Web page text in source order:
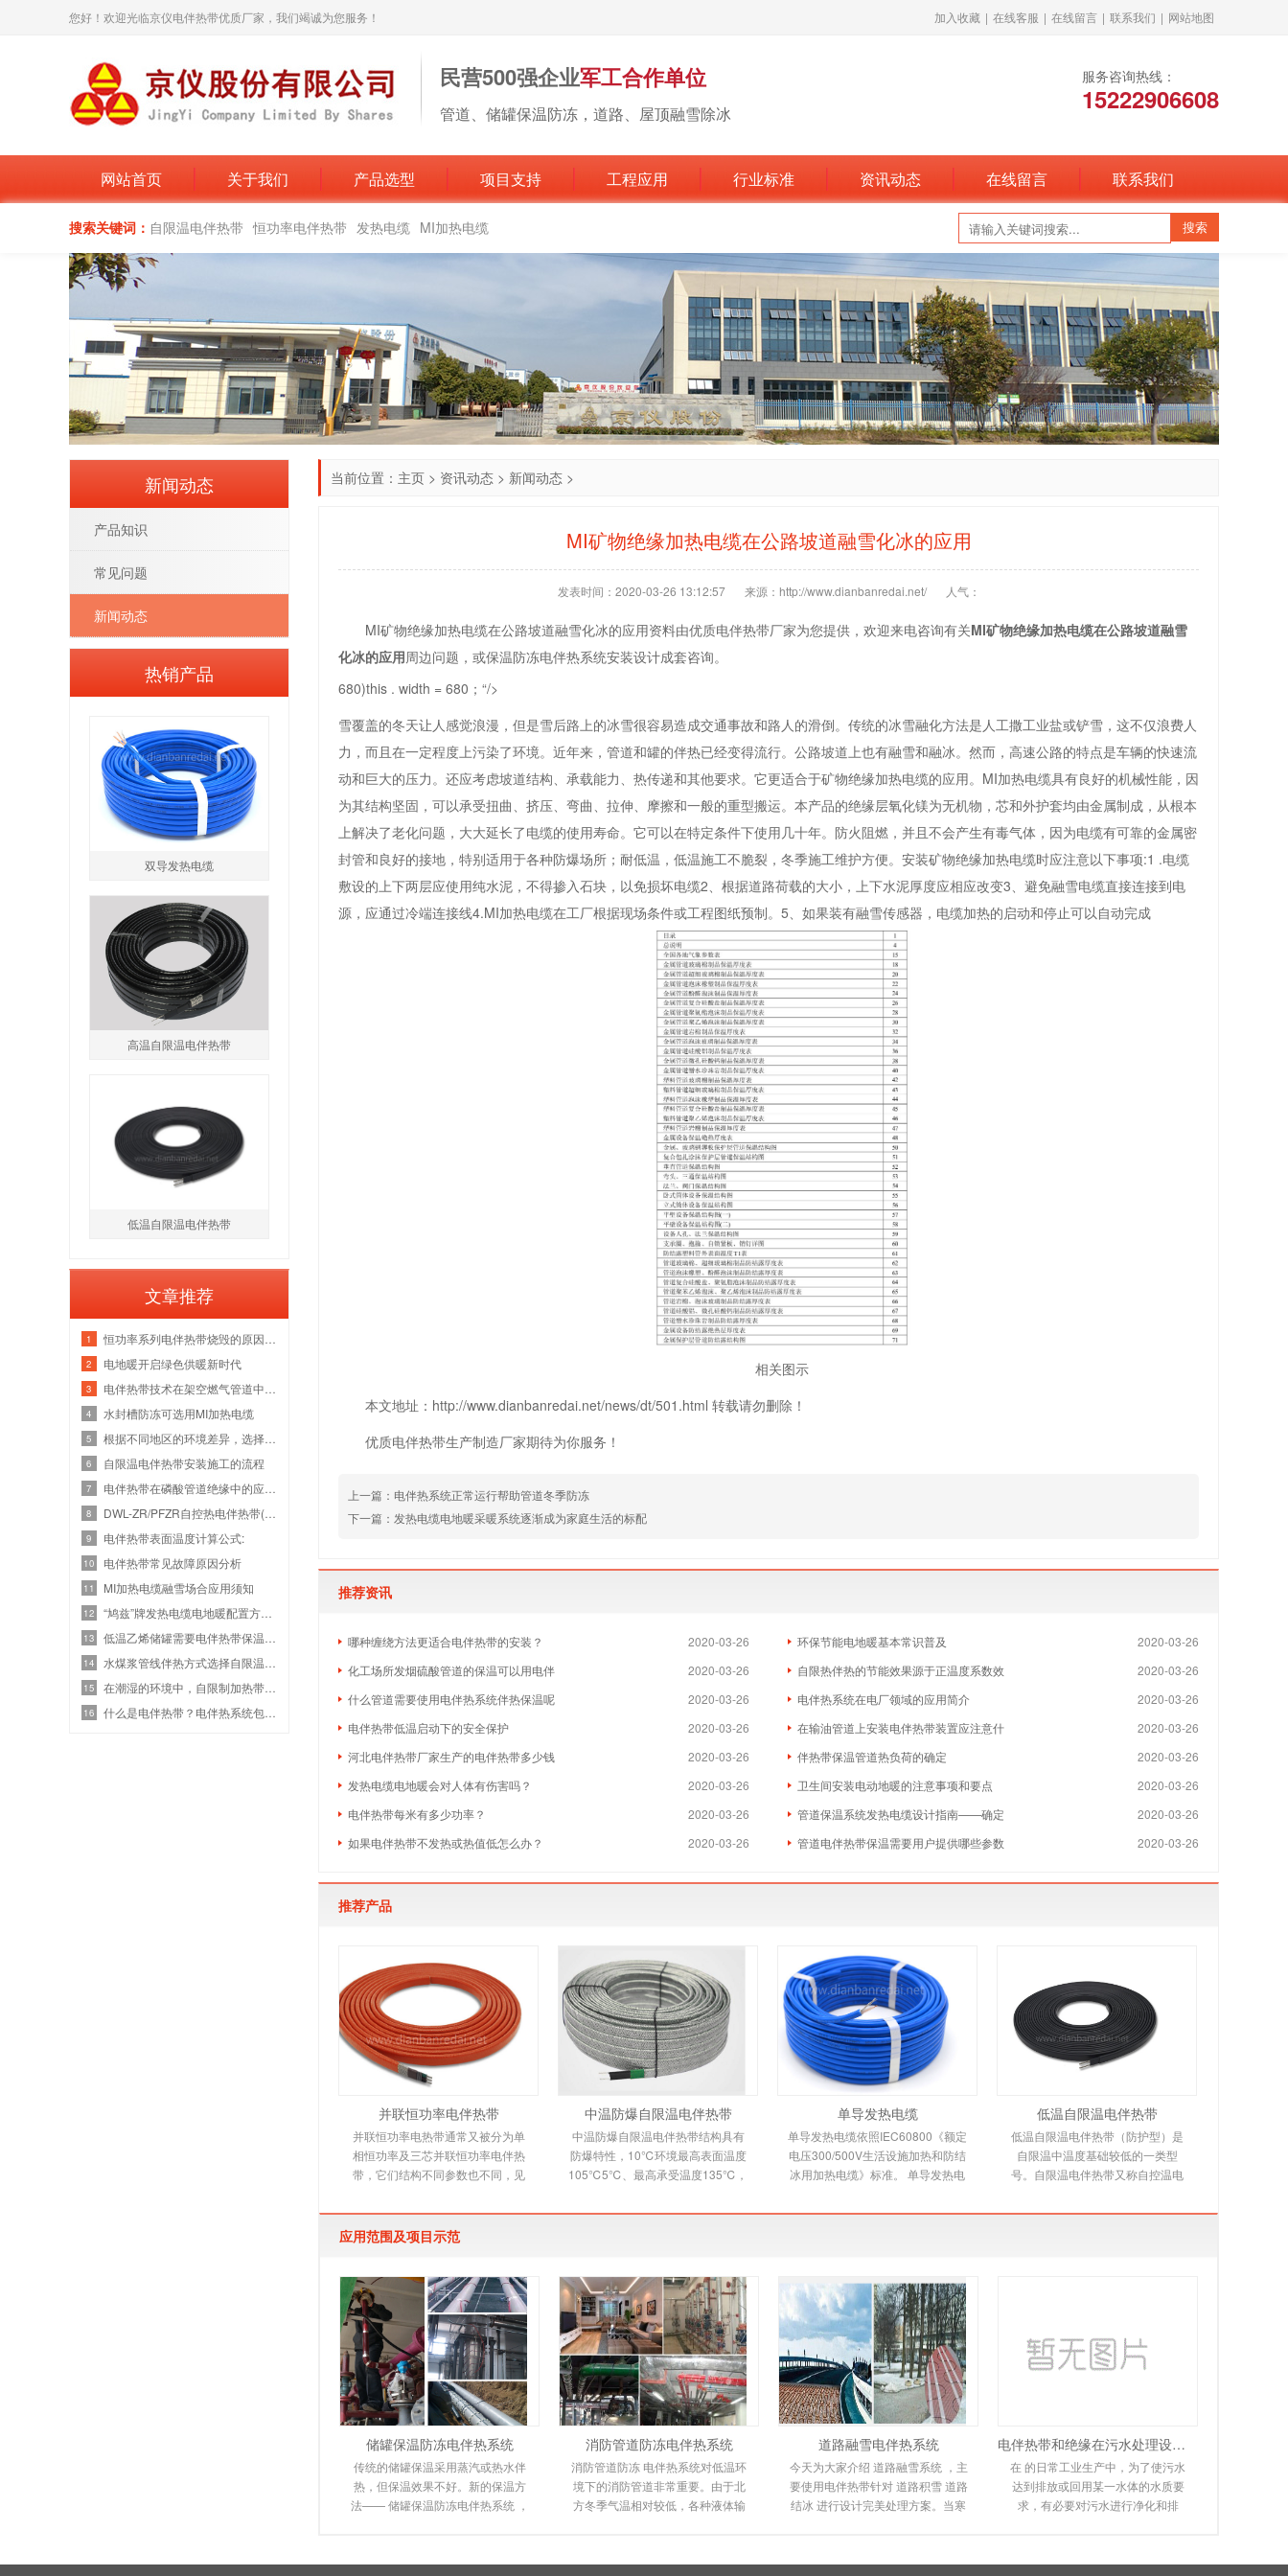
您好！欢迎光临京仪电伴热带优质厂家，我们竭诚为您服务！ 加入收藏 | 在线客服 | 在线留言 | 联系我们 | 网站地图
民营500强企业军工合作单位
管道、储罐保温防冻，道路、屋顶融雪除冰
服务咨询热线：
15222906608
网站首页 关于我们 产品选型 项目支持 工程应用 行业标准 资讯动态 在线留言 联系我们
搜索关键词： 自限温电伴热带 恒功率电伴热带 发热电缆 MI加热电缆
当前位置： 主页 > 资讯动态 > 新闻动态 >
MI矿物绝缘加热电缆在公路坡道融雪化冰的应用
发表时间：2020-03-26 13:12:57 来源：http://www.dianbanredai.net/ 人气：
MI矿物绝缘加热电缆在公路坡道融雪化冰的应用资料由优质电伴热带厂家为您提供，欢迎来电咨询有关MI矿物绝缘加热电缆在公路坡道融雪
化冰的应用周边问题，或保温防冻电伴热系统安装设计成套咨询。
680)this . width = 680；“/>
雪覆盖的冬天让人感觉浪漫，但是雪后路上的冰雪很容易造成交通事故和路人的滑倒。传统的冰雪融化方法是人工撒工业盐或铲雪，这不仅浪费人
力，而且在一定程度上污染了环境。近年来，管道和罐的伴热已经变得流行。公路坡道上也有融雪和融冰。然而，高速公路的特点是车辆的快速流
动和巨大的压力。还应考虑坡道结构、承载能力、热传递和其他要求。它更适合于矿物绝缘加热电缆的应用。MI加热电缆具有良好的机械性能，因
为其结构坚固，可以承受扭曲、挤压、弯曲、拉伸、摩擦和一般的重型搬运。本产品的绝缘层氧化镁为无机物，芯和外护套均由金属制成，从根本
上解决了老化问题，大大延长了电缆的使用寿命。它可以在特定条件下使用几十年。防火阻燃，并且不会产生有毒气体，因为电缆有可靠的金属密
封管和良好的接地，特别适用于各种防爆场所；耐低温，低温施工不脆裂，冬季施工维护方便。安装矿物绝缘加热电缆时应注意以下事项:1 .电缆
敷设的上下两层应使用纯水泥，不得掺入石块，以免损坏电缆2、根据道路荷载的大小，上下水泥厚度应相应改变3、避免融雪电缆直接连接到电
源，应通过冷端连接线4.MI加热电缆在工厂根据现场条件或工程图纸预制。5、如果装有融雪传感器，电缆加热的启动和停止可以自动完成
相关图示
本文地址：http://www.dianbanredai.net/news/dt/501.html 转载请勿删除！
优质电伴热带生产制造厂家期待为你服务！
上一篇： 电伴热系统正常运行帮助管道冬季防冻
下一篇： 发热电缆电地暖采暖系统逐渐成为家庭生活的标配
推荐资讯
2020-03-26
哪种缠绕方法更适合电伴热带的安装？ 2020-03-26
环保节能电地暖基本常识普及
2020-03-26
化工场所发烟硫酸管道的保温可以用电伴 2020-03-26
自限热伴热的节能效果源于正温度系数效
2020-03-26
什么管道需要使用电伴热系统伴热保温呢 2020-03-26
电伴热系统在电厂领域的应用简介
2020-03-26
电伴热带低温启动下的安全保护 2020-03-26
在输油管道上安装电伴热带装置应注意什
2020-03-26
河北电伴热带厂家生产的电伴热带多少钱 2020-03-26
伴热带保温管道热负荷的确定
2020-03-26
发热电缆电地暖会对人体有伤害吗？ 2020-03-26
卫生间安装电动地暖的注意事项和要点
2020-03-26
电伴热带每米有多少功率？ 2020-03-26
管道保温系统发热电缆设计指南——确定
2020-03-26
如果电伴热带不发热或热值低怎么办？ 2020-03-26
管道电伴热带保温需要用户提供哪些参数
推荐产品
并联恒功率电伴热带
并联恒功率电热带通常又被分为单
相恒功率及三芯并联恒功率电伴热
带，它们结构不同参数也不同，见
是由多个发热节在
中温防爆自限温电伴热带
中温防爆自限温电伴热带结构具有
防爆特性，10℃环境最高表面温度
105℃5℃、最高承受温度135℃，
带，它是新一代唯一带
单导发热电缆
单导发热电缆依照IEC60800《额定
电压300/500V生活设施加热和防结
冰用加热电缆》标准。 单导发热电
烯绝缘，铝带屏蔽，防
低温自限温电伴热带
低温自限温电伴热带（防护型）是
自限温中温度基础较低的一类型
号。自限温电伴热带又称自控温电
电热产品，由高分子
应用范围及项目示范
储罐保温防冻电伴热系统
传统的储罐保温采用蒸汽或热水伴
热，但保温效果不好。新的保温方
法—— 储罐保温防冻电伴热系统 ，
消防管道防冻电伴热系统
消防管道防冻 电伴热系统对低温环
境下的消防管道非常重要。由于北
方冬季气温相对较低，各种液体输
道路融雪电伴热系统
今天为大家介绍 道路融雪系统 ，主
要使用电伴热带针对 道路积雪 道路
结冰 进行设计完美处理方案。当寒
电伴热带和绝缘在污水处理设备中的应用
在 的日常工业生产中，为了使污水
达到排放或回用某一水体的水质要
求，有必要对污水进行净化和排
新闻动态
产品知识
常见问题
新闻动态
热销产品
双导发热电缆
高温自限温电伴热带
低温自限温电伴热带
文章推荐
1
2 电地暖开启绿色供暖新时代
3
4 水封槽防冻可选用MI加热电缆
5
6 自限温电伴热带安装施工的流程
7
8
9 电伴热带表面温度计算公式:
10 电伴热带常见故障原因分析
11 MI加热电缆融雪场合应用须知
12
13
14
15
16